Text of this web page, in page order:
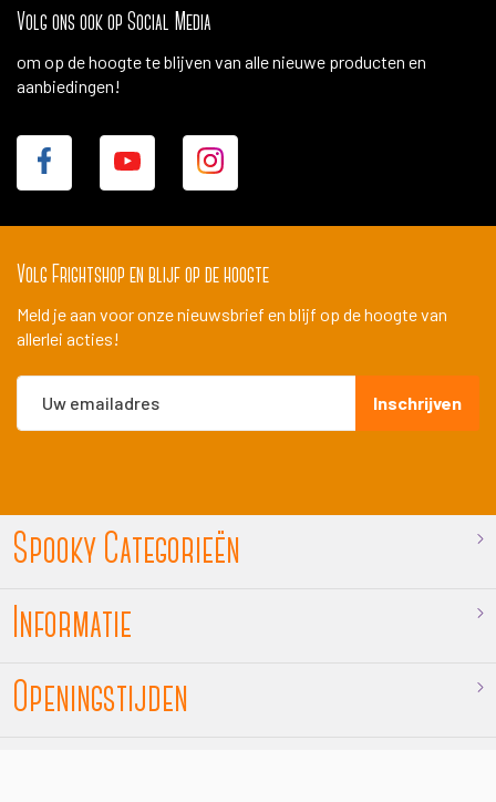
Volg ons ook op Social Media
om op de hoogte te blijven van alle nieuwe producten en
aanbiedingen!
Volg Frightshop en blijf op de hoogte
Meld je aan voor onze nieuwsbrief en blijf op de hoogte van
allerlei acties!
Abonneer
op
Inschrijven
Spooky Categorieën
Informatie
Openingstijden